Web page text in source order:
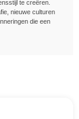
te creëren.
nieuwe culturen
die een